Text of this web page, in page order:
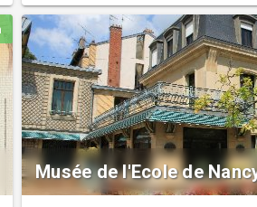
Musée de l'Ecole de